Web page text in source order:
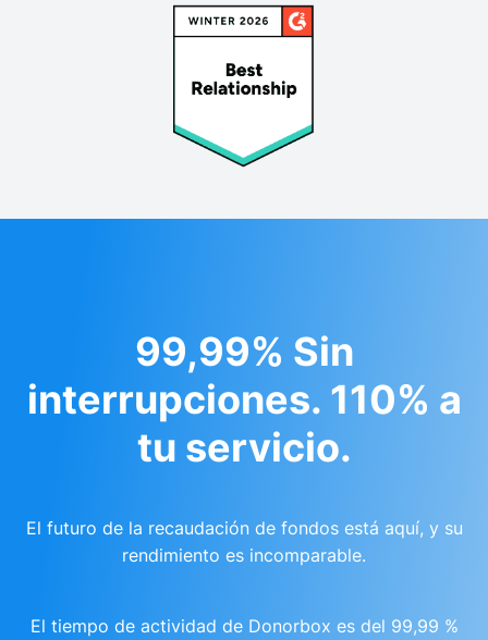
99,99% Sin
interrupciones. 110% a
tu servicio.
El futuro de la recaudación de fondos está aquí, y su
rendimiento es incomparable.
El tiempo de actividad de Donorbox es del 99,99 %